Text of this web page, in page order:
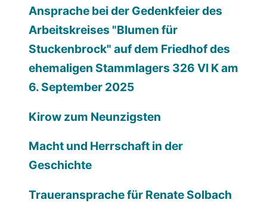
Ansprache bei der Gedenkfeier des
Arbeitskreises "Blumen für
Stuckenbrock" auf dem Friedhof des
ehemaligen Stammlagers 326 VI K am
6. September 2025
Kirow zum Neunzigsten
Macht und Herrschaft in der
Geschichte
Traueransprache für Renate Solbach